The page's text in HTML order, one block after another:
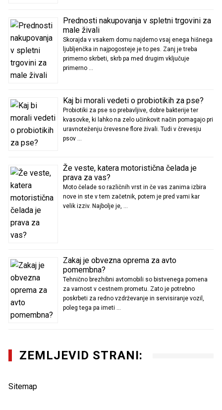
Prednosti nakupovanja v spletni trgovini za
male živali
Skorajda v vsakem domu najdemo vsaj enega hišnega
ljubljenčka in najpogosteje je to pes. Zanj je treba
primerno skrbeti, skrb pa med drugim vključuje
primerno …
Kaj bi morali vedeti o probiotikih za pse?
Probiotiki za pse so prebavljive, dobre bakterije ter
kvasovke, ki lahko na zelo učinkovit način pomagajo pri
uravnoteženju črevesne flore živali. Tudi v črevesju
psov …
Že veste, katera motoristična čelada je
prava za vas?
Moto čelade so različnih vrst in če vas zanima izbira
nove in ste v tem začetnik, potem je pred vami kar
velik izziv. Najbolje je, …
Zakaj je obvezna oprema za avto
pomembna?
Tehnično brezhibni avtomobili so bistvenega pomena
za varnost v cestnem prometu. Zato je potrebno
poskrbeti za redno vzdrževanje in servisiranje vozil,
poleg tega pa imeti …
ZEMLJEVID STRANI:
Sitemap